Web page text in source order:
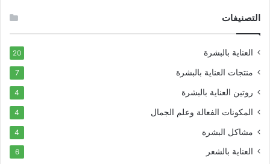
التصنيفات
العناية بالبشرة 20
منتجات العناية بالبشرة 7
روتين العناية بالبشرة 4
المكونات الفعالة وعلم الجمال 4
مشاكل البشرة 4
العناية بالشعر 6